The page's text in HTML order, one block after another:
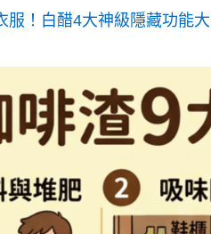
服！白醋4大神級隱藏功能